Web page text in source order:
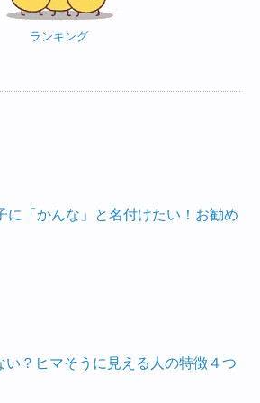
ランキング
に「かんな」と名付けたい！お勧め
い？ヒマそうに見える人の特徴４つ